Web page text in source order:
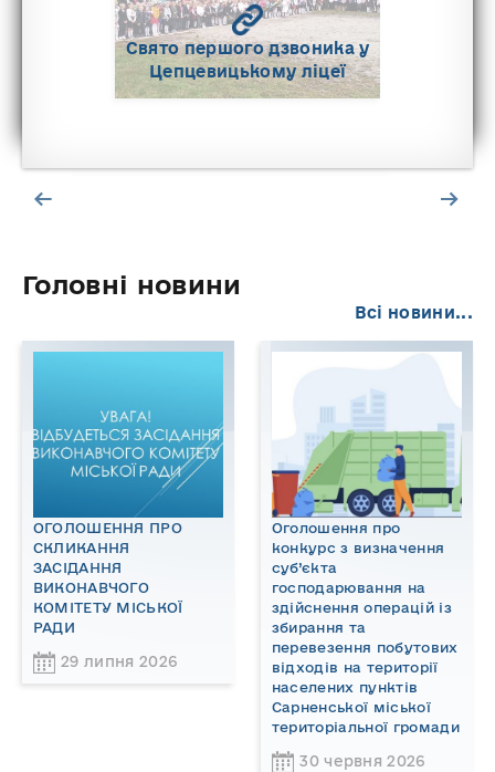
Cвято першого дзвоника у
Цепцевицькому ліцеї
Головні новини
Всі новини...
ОГОЛОШЕННЯ ПРО
СКЛИКАННЯ
ЗАСІДАННЯ
ВИКОНАВЧОГО
КОМІТЕТУ МІСЬКОЇ
РАДИ
29 липня 2026
Оголошення про
конкурс з визначення
суб’єкта
господарювання на
здійснення операцій із
збирання та
перевезення побутових
відходів на території
населених пунктів
Сарненської міської
територіальної громади
30 червня 2026